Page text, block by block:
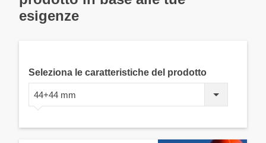
esigenze
Seleziona le caratteristiche del prodotto
44+44 mm